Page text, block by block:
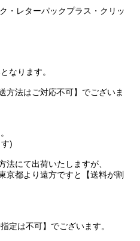
・レターパックプラス・クリッ
なります。
方法はご対応不可】でございま
)
にて出荷いたしますが、
京都より遠方ですと【送料が割
定は不可】でございます。